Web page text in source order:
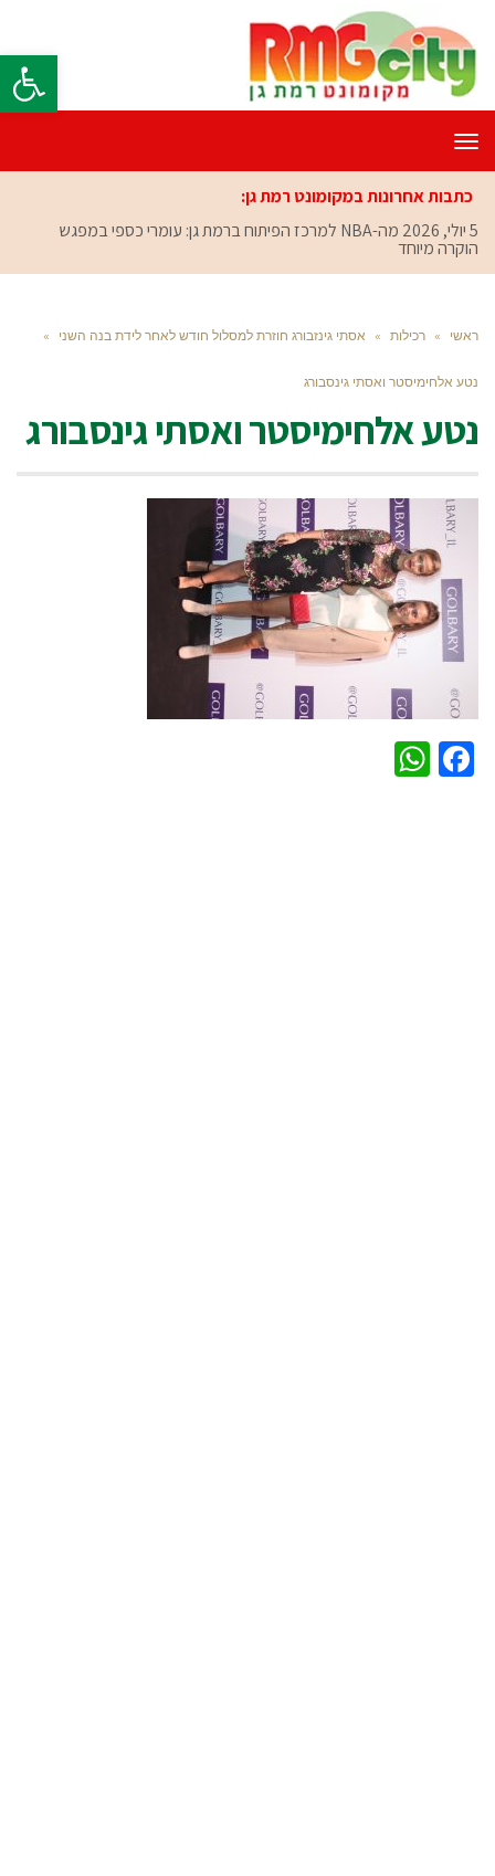
פתח
תפריט
כתבות אחרונות במקומונט רמת גן:
5 יולי, 2026
מה-NBA למרכז הפיתוח ברמת גן: עומרי כספי במפגש
הוקרה מיוחד
ראשי » רכילות » אסתי גינזבורג חוזרת למסלול חודש לאחר לידת בנה השני »
נטע אלחימיסטר ואסתי גינסבורג
נטע אלחימיסטר ואסתי גינסבורג
Facebook